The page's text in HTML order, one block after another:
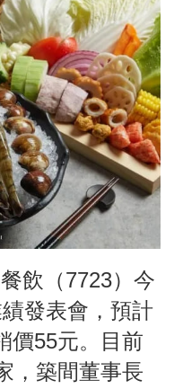
飲（7723）今
績發表會，預計
價55元。目前
，築間董事長